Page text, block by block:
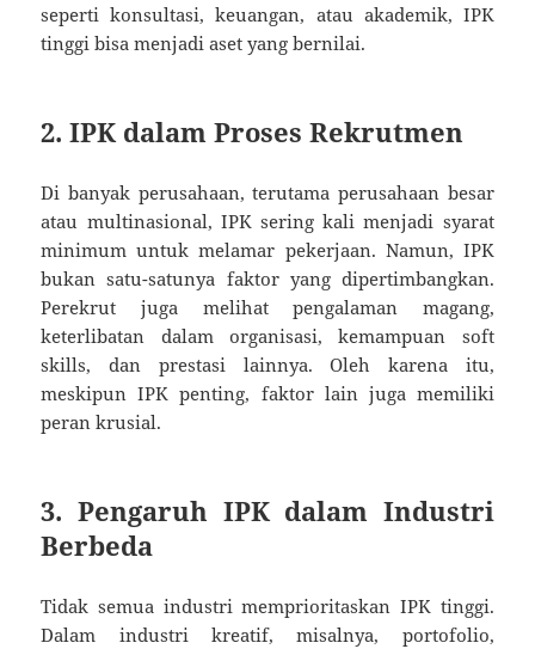
seperti konsultasi, keuangan, atau akademik, IPK
tinggi bisa menjadi aset yang bernilai.
2. IPK dalam Proses Rekrutmen
Di banyak perusahaan, terutama perusahaan besar
atau multinasional, IPK sering kali menjadi syarat
minimum untuk melamar pekerjaan. Namun, IPK
bukan satu-satunya faktor yang dipertimbangkan.
Perekrut juga melihat pengalaman magang,
keterlibatan dalam organisasi, kemampuan soft
skills, dan prestasi lainnya. Oleh karena itu,
meskipun IPK penting, faktor lain juga memiliki
peran krusial.
3. Pengaruh IPK dalam Industri
Berbeda
Tidak semua industri memprioritaskan IPK tinggi.
Dalam industri kreatif, misalnya, portofolio,